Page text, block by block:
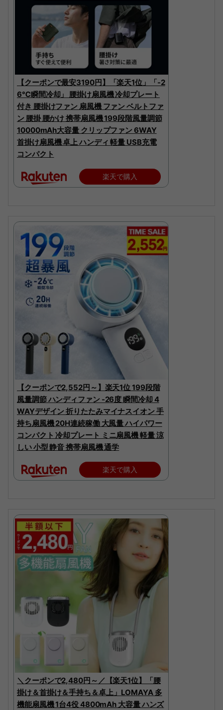
【クーポンで最安3190円】「楽天1位」「-2
6℃瞬間冷却」 腰掛け扇風機 冷却プレート
付き 腰掛けファン 扇風機 ファン ベルトファ
ン 腰掛 腰かけ 携帯扇風機 199段階風量調節
10000mAh大容量 クリップファン 6WAY
首掛け扇風機 卓上 ハンディ 軽量 USB充電
コンパクト
楽天で購入
【クーポンで2,552円～】楽天1位 199段階
風量調節 ハンディファン -26度 瞬間冷却 4
WAYデザイン 折りたたみマイナスイオン 手
持ち扇風機 20H連続稼働 大風量 ハイパワー
コンパクト 冷却プレート ミニ扇風機 軽量 涼
しい 小型 静音 携帯扇風機 通学
楽天で購入
＼クーポンで2,480円～／【楽天1位】「腰
掛け＆首掛け＆手持ち＆卓上」LOMAYA 多
機能扇風機 1台4役 4800mAh 大容量 ハンズ